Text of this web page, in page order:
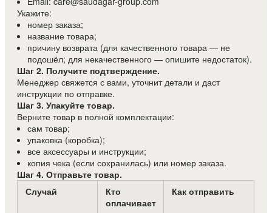
Укажите:
номер заказа;
название товара;
причину возврата (для качественного товара — не
подошёл; для некачественного — опишите недостаток).
Шаг 2. Получите подтверждение.
Менеджер свяжется с вами, уточнит детали и даст
инструкции по отправке.
Шаг 3. Упакуйте товар.
Верните товар в полной комплектации:
сам товар;
упаковка (коробка);
все аксессуары и инструкции;
копия чека (если сохранилась) или номер заказа.
Шаг 4. Отправьте товар.
Случай
Кто
оплачивает
Как отправить